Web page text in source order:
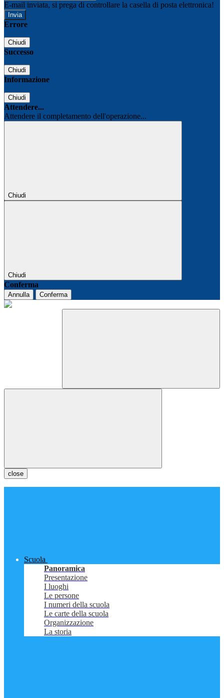
E-mail inviata, si prega di controllare la casella di posta elettronica!
Errore
Chiudi
Successo
Chiudi
Informazione
Chiudi
Attendere...
Attendere il completamento dell'operazione...
Chiudi
Chiudi
Conferma
Annulla Conferma
close
Scuola
Panoramica
Presentazione
I luoghi
Le persone
I numeri della scuola
Le carte della scuola
Organizzazione
La storia